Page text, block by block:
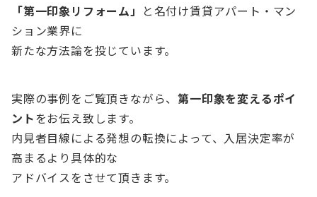
「第一印象リフォーム」 と名付け賃貸アパート・マン
ション業界に
新たな方法論を投じています。
実際の事例をご覧頂きながら、第一印象を変えるポイ
ントをお伝え致します。
内見者目線による発想の転換によって、入居決定率が
高まるより具体的な
アドバイスをさせて頂きます。